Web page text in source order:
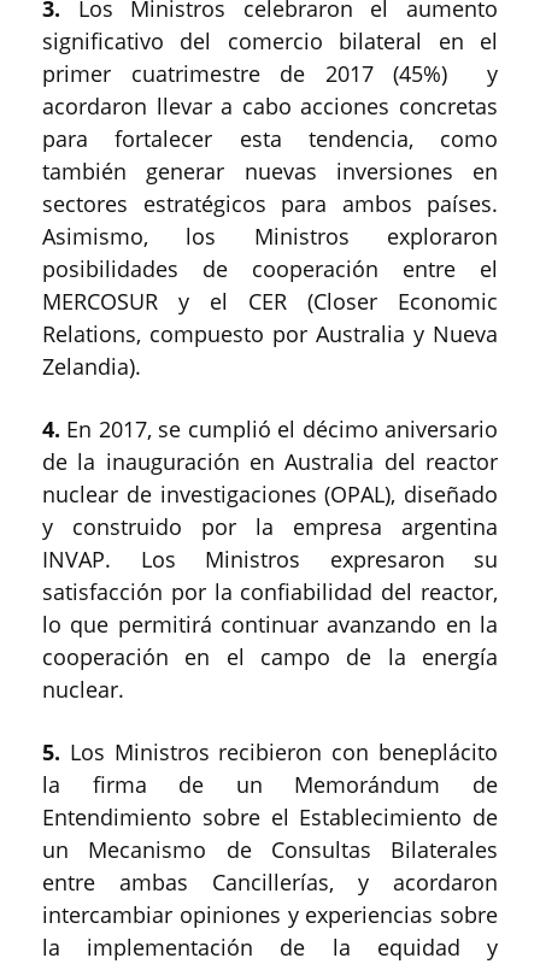
3. Los Ministros celebraron el aumento
significativo del comercio bilateral en el
primer cuatrimestre de 2017 (45%) y
acordaron llevar a cabo acciones concretas
para fortalecer esta tendencia, como
también generar nuevas inversiones en
sectores estratégicos para ambos países.
Asimismo, los Ministros exploraron
posibilidades de cooperación entre el
MERCOSUR y el CER (Closer Economic
Relations, compuesto por Australia y Nueva
Zelandia).
4. En 2017, se cumplió el décimo aniversario
de la inauguración en Australia del reactor
nuclear de investigaciones (OPAL), diseñado
y construido por la empresa argentina
INVAP. Los Ministros expresaron su
satisfacción por la confiabilidad del reactor,
lo que permitirá continuar avanzando en la
cooperación en el campo de la energía
nuclear.
5. Los Ministros recibieron con beneplácito
la firma de un Memorándum de
Entendimiento sobre el Establecimiento de
un Mecanismo de Consultas Bilaterales
entre ambas Cancillerías, y acordaron
intercambiar opiniones y experiencias sobre
la implementación de la equidad y